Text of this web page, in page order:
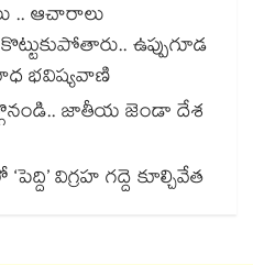
.. ఆచారాలు
ఉప్పుగూడ
భవిష్యవాణి
జాతీయ జెండా దేశ
విగ్రహ గద్దె కూల్చివేత